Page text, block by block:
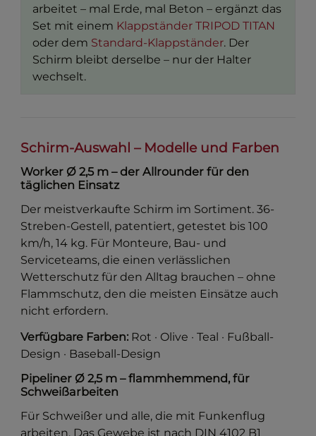
arbeitet – mal Erde, mal Beton – ergänzt das
Set mit einem Klappständer TRIPOD TITAN
oder dem Standard-Klappständer. Der
Schirm bleibt derselbe – nur der Halter
wechselt.
Schirm-Auswahl – Modelle und Farben
Worker Ø 2,5 m – der Allrounder für den
täglichen Einsatz
Der meistverkaufte Schirm im Sortiment. 36-
Streben-Gestell, patentiert, getestet bis 100
km/h, 14 kg. Für Monteure, Bau- und
Serviceteams, die einen verlässlichen
Wetterschutz für den Alltag brauchen – ohne
Flammschutz, den die meisten Einsätze auch
nicht erfordern.
Verfügbare Farben: Rot · Olive · Teal · Fußball-
Design · Baseball-Design
Pipeliner Ø 2,5 m – flammhemmend, für
Schweißarbeiten
Für Schweißer und alle, die mit Funkenflug
arbeiten. Das Gewebe ist nach DIN 4102 B1